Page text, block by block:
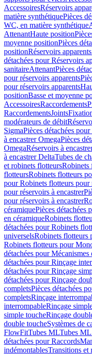
AccessoiresRéservoirs
matière synthétiquePièces
WC, en matière synthétique
AttenantHaute position
moyenne positionPièces
positionRéservoirs
détachées pour Réservoirs
sanitaireAttenantPièces
pour réservoirs apparents
pour réservoirs apparents
positionBasse et moyenne
AccessoiresRaccordements
RaccordementsJoints
modérateurs de débit
SigmaPièces détachées
à encastrer OmegaPièces
OmegaRéservoirs à
à encastrer DeltaTubes de
et robinets flotteursRobinets
flotteursRobinets flotteurs
pour Robinets flotteurs pour
pour réservoirs à encastrer
pour réservoirs à encastrer
céramiquePièces détachées
en céramiqueRobinets
détachées pour Robinets
universelsRobinets flotteurs
Robinets flotteurs pour
détachées pour Mécanismes
détachées pour Rinçage
détachées pour Rinçage
détachées pour Rinçage
completsPièces détachées
completsRinçage
interrompableRinçage
simple toucheRinçage
double toucheSystèmes de
FlowFitTubes MLTubes
détachées pour Raccords
indémontablesTransitions et